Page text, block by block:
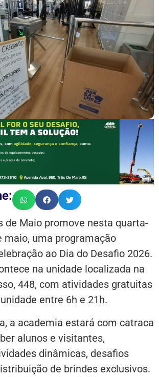
de Maio promove nesta quarta-
maio, uma programação
ao Dia do Desafio 2026.
na unidade localizada na
448, com atividades gratuitas
entre 6h e 21h.
a academia estará com catraca
alunos e visitantes,
dinâmicas, desafios
de brindes exclusivos.